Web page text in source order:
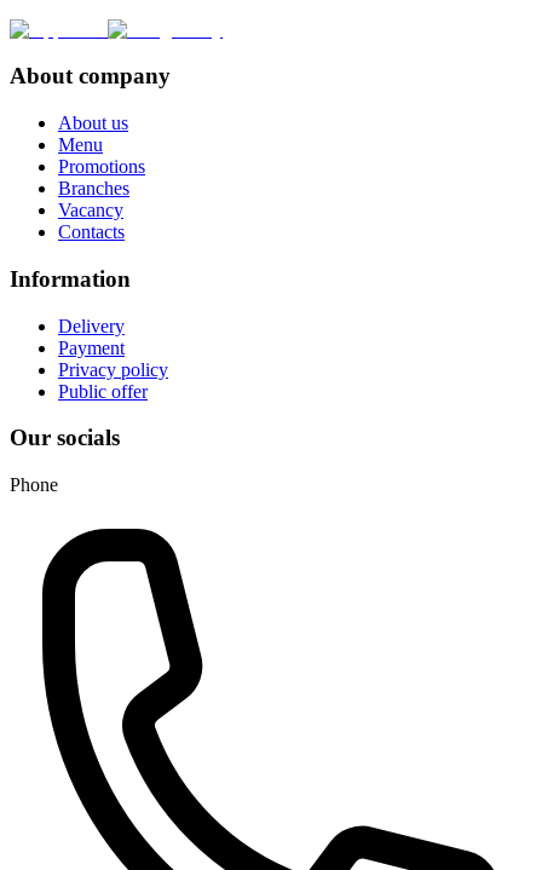
About company
About us
Menu
Promotions
Branches
Vacancy
Contacts
Information
Delivery
Payment
Privacy policy
Public offer
Our socials
Phone